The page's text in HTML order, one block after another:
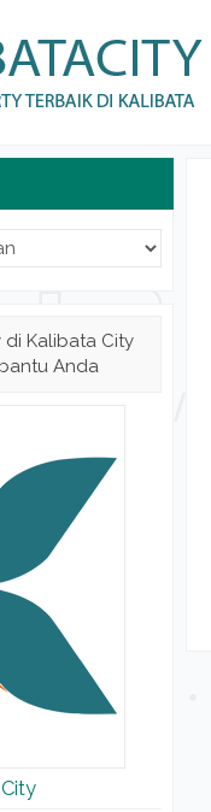
di Kalibata City
Anda